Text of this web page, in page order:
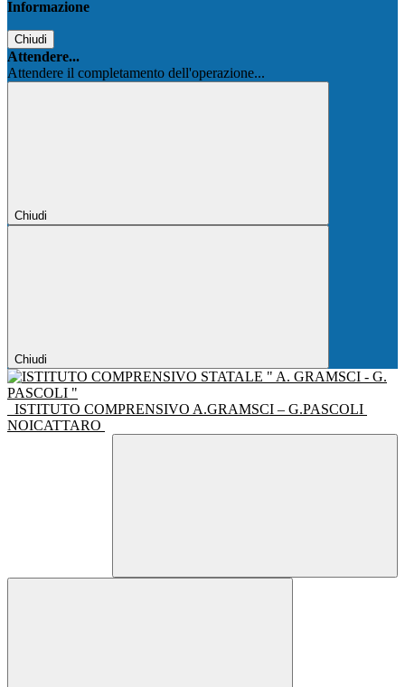
Informazione
Chiudi
Attendere...
Attendere il completamento dell'operazione...
Chiudi
Chiudi
ISTITUTO COMPRENSIVO A.GRAMSCI – G.PASCOLI
NOICATTARO